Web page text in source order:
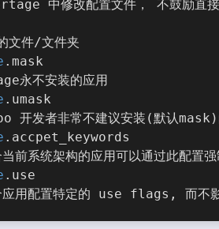
中修改配置文件， 不鼓励直接
文件/文件夹
.mask
永不安装的应用
.umask
开发者非常不建议安装(默认mask)
.accpet_keywords
前系统架构的应用可以通过此配置强
.use
用配置特定的 use flags, 而不